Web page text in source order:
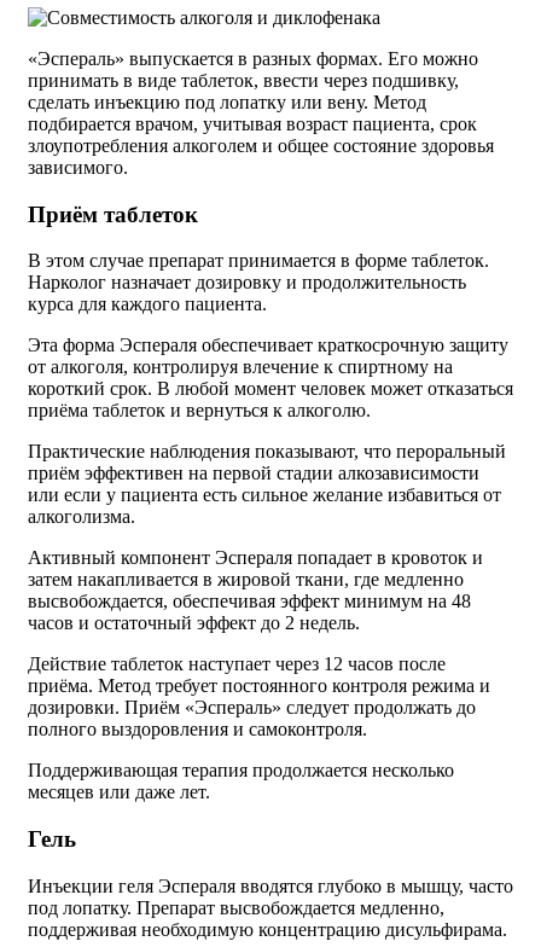
«Эспераль» выпускается в разных формах. Его можно
принимать в виде таблеток, ввести через подшивку,
сделать инъекцию под лопатку или вену. Метод
подбирается врачом, учитывая возраст пациента, срок
злоупотребления алкоголем и общее состояние здоровья
зависимого.
Приём таблеток
В этом случае препарат принимается в форме таблеток.
Нарколог назначает дозировку и продолжительность
курса для каждого пациента.
Эта форма Эспераля обеспечивает краткосрочную защиту
от алкоголя, контролируя влечение к спиртному на
короткий срок. В любой момент человек может отказаться
приёма таблеток и вернуться к алкоголю.
Практические наблюдения показывают, что пероральный
приём эффективен на первой стадии алкозависимости
или если у пациента есть сильное желание избавиться от
алкоголизма.
Активный компонент Эспераля попадает в кровоток и
затем накапливается в жировой ткани, где медленно
высвобождается, обеспечивая эффект минимум на 48
часов и остаточный эффект до 2 недель.
Действие таблеток наступает через 12 часов после
приёма. Метод требует постоянного контроля режима и
дозировки. Приём «Эспераль» следует продолжать до
полного выздоровления и самоконтроля.
Поддерживающая терапия продолжается несколько
месяцев или даже лет.
Гель
Инъекции геля Эспераля вводятся глубоко в мышцу, часто
под лопатку. Препарат высвобождается медленно,
поддерживая необходимую концентрацию дисульфирама.